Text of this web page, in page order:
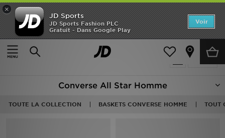
×
JD Sports
JD Sports Fashion PLC
Gratuit - Dans Google Play
Voir
Accueil
Homme
Produits 11
Converse All Star Homme
TOUTE LA COLLECTION BASKETS CONVERSE HOMME TOUT
Accueil
Nouveautés
Enfant